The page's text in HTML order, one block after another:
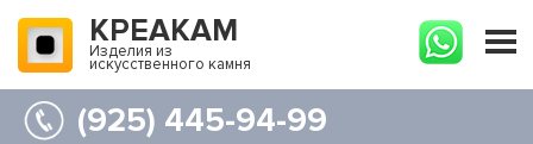
КРЕАКАМ
Изделия из
искусственного камня
(925) 445-94-99